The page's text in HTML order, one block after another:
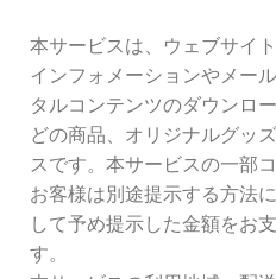
本サービスは、ウェブサイ
インフォメーションやメー
タルコンテンツのダウンロ
どの商品、オリジナルグッ
スです。本サービスの一部
お客様は別途提示する方法
して予め提示した金額をお
す。